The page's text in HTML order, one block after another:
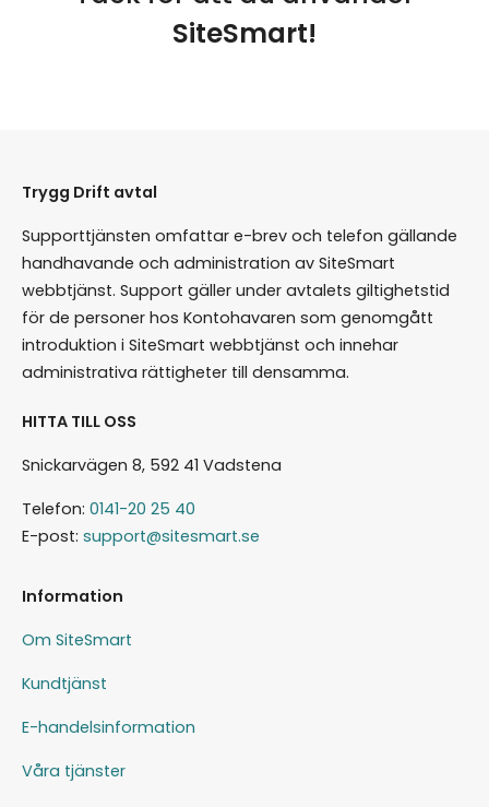
SiteSmart!
Trygg Drift avtal
Supporttjänsten omfattar e-brev och telefon gällande
handhavande och administration av SiteSmart
webbtjänst. Support gäller under avtalets giltighetstid
för de personer hos Kontohavaren som genomgått
introduktion i SiteSmart webbtjänst och innehar
administrativa rättigheter till densamma.
HITTA TILL OSS
Snickarvägen 8, 592 41 Vadstena
Telefon: 0141-20 25 40
E-post: support@sitesmart.se
Information
Om SiteSmart
Kundtjänst
E-handelsinformation
Våra tjänster